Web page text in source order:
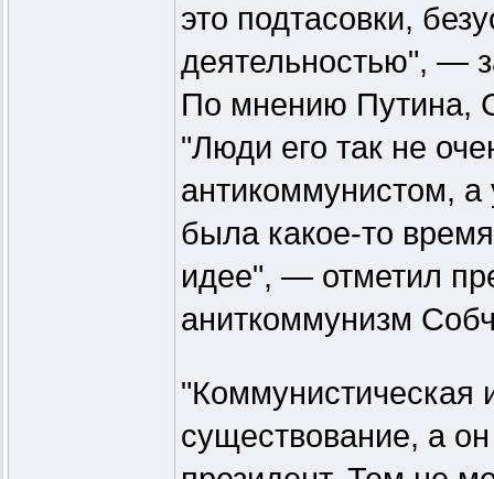
это подтасовки,
деятельностью", —
По мнению Путина,
"Люди его так не
антикоммунистом, а
была какое-то
идее", — отметил
аниткоммунизм
"Коммунистическая
существование, а